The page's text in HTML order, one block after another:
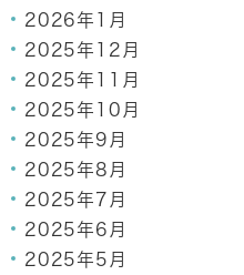
2026年1月
2025年12月
2025年11月
2025年10月
2025年9月
2025年8月
2025年7月
2025年6月
2025年5月